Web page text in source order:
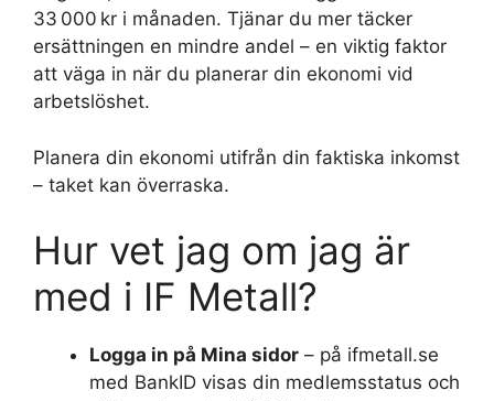
33 000 kr i månaden. Tjänar du mer täcker
ersättningen en mindre andel – en viktig faktor
att väga in när du planerar din ekonomi vid
arbetslöshet.
Planera din ekonomi utifrån din faktiska inkomst
– taket kan överraska.
Hur vet jag om jag är
med i IF Metall?
Logga in på Mina sidor – på ifmetall.se
med BankID visas din medlemsstatus och